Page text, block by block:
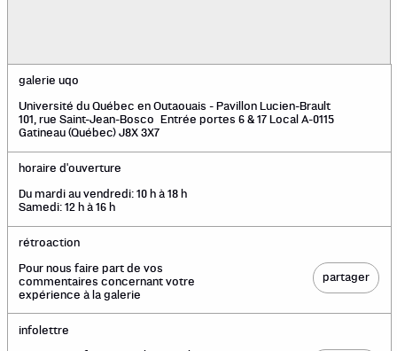
galerie uqo
Université du Québec en Outaouais - Pavillon Lucien-Brault
101, rue Saint-Jean-Bosco Entrée portes 6 & 17 Local A-0115
Gatineau (Québec) J8X 3X7
horaire d'ouverture
Du mardi au vendredi: 10 h à 18 h
Samedi: 12 h à 16 h
rétroaction
Pour nous faire part de vos
commentaires concernant votre
expérience à la galerie
partager
infolettre